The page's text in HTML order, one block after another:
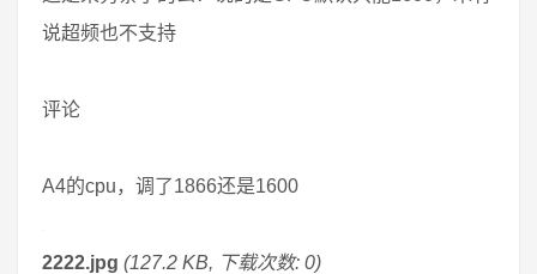
说超频也不支持
评论
A4的cpu，调了1866还是1600
2222.jpg (127.2 KB, 下载次数: 0)